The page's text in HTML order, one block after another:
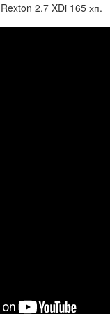
2.7 XDi 165 хп.